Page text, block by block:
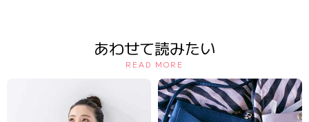
あわせて読みたい
READ MORE